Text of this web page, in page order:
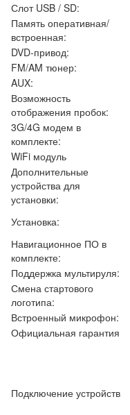
Слот USB / SD:
Память оперативная/
встроенная:
DVD-привод:
FM/AM тюнер:
AUX:
Возможность
отображения пробок:
3G/4G модем в
комплекте:
WiFi модуль
Дополнительные
устройства для
установки:
Установка:
Навигационное ПО в
комплекте:
Поддержка мультируля:
Смена стартового
логотипа:
Встроенный микрофон:
Официальная гарантия
Подключение устройств